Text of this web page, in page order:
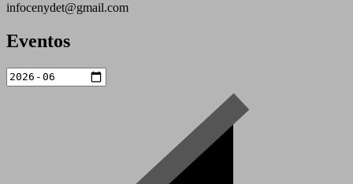
infocenydet@gmail.com
Eventos